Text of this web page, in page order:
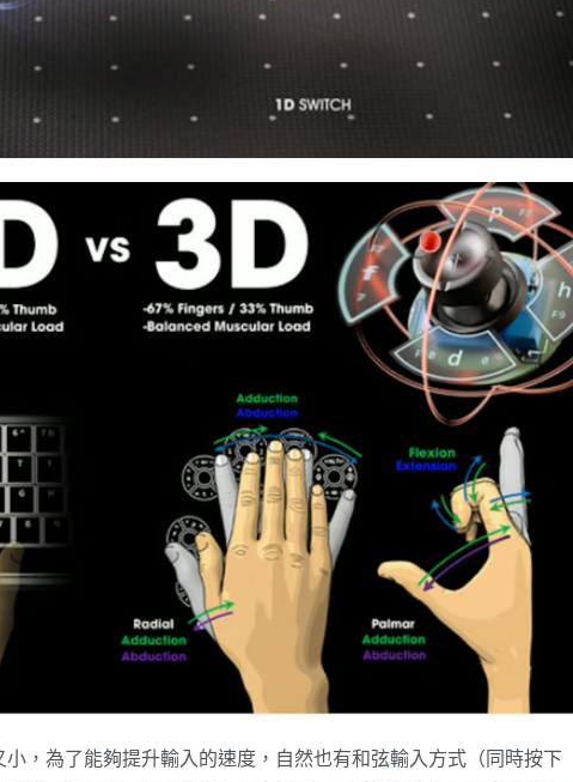
，為了能夠提升輸入的速度，自然也有和弦輸入方式（同時按下